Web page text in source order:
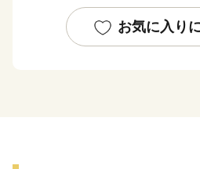
生産しているほか、木工や焼き
構える「ものづくり」のまち、
お気に入り